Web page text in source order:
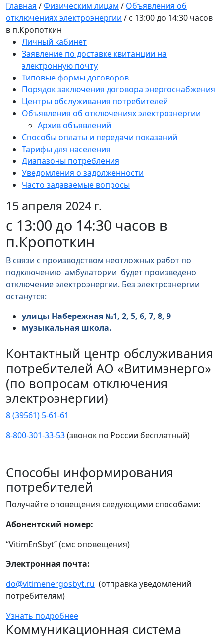
Главная /Физическим лицам / Объявления об
отключениях электроэнергии / с 13:00 до 14:30 часов
в п.Кропоткин
Личный кабинет
Заявление по доставке квитанции на
электронную почту
Типовые формы договоров
Порядок заключения договора энергоснабжения
Центры обслуживания потребителей
Объявления об отключениях электроэнергии
Архив объявлений
Способы оплаты и передачи показаний
Тарифы для населения
Диапазоны потребления
Уведомления о задолженности
Часто задаваемые вопросы
15 апреля 2024 г.
с 13:00 до 14:30 часов в
п.Кропоткин
В связи с производством неотложных работ по
подключению амбулатории будет произведено
отключение электроэнергии. Без электроэнергии
останутся:
улицы Набережная №1, 2, 5, 6, 7, 8, 9
музыкальная школа.
Контактный центр обслуживания
потребителей АО «Витимэнерго»
(по вопросам отключения
электроэнергии)
8 (39561) 5-61-61
8-800-301-33-53(звонок по России бесплатный)
Способы информирования
потребителей
Получайте оповещения следующими способами:
Абонентский номер:
“VitimEnSbyt” (смс оповещения)
Электронная почта:
do@vitimenergosbyt.ru (отправка уведомлений
потребителям)
Узнать подробнее
Коммуникационная система